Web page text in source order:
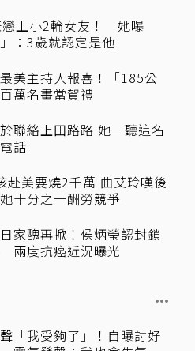
戀上小2輪女友！ 她曝
」：3歲就認定是他
最美主持人報喜！「185公
萬名畫當賀禮
聯絡上田路路 她一聽這名
話
赴美要燒2千萬 曲艾玲嘆後
十分之一酬勞競爭
家醜再掀！侯炳瑩認封鎖
兩度抗癌近況曝光
「我受夠了」！自曝討好